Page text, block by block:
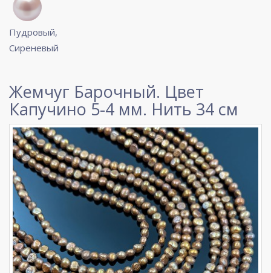
Пудровый,
Сиреневый
Жемчуг Барочный. Цвет
Капучино 5-4 мм. Нить 34 см